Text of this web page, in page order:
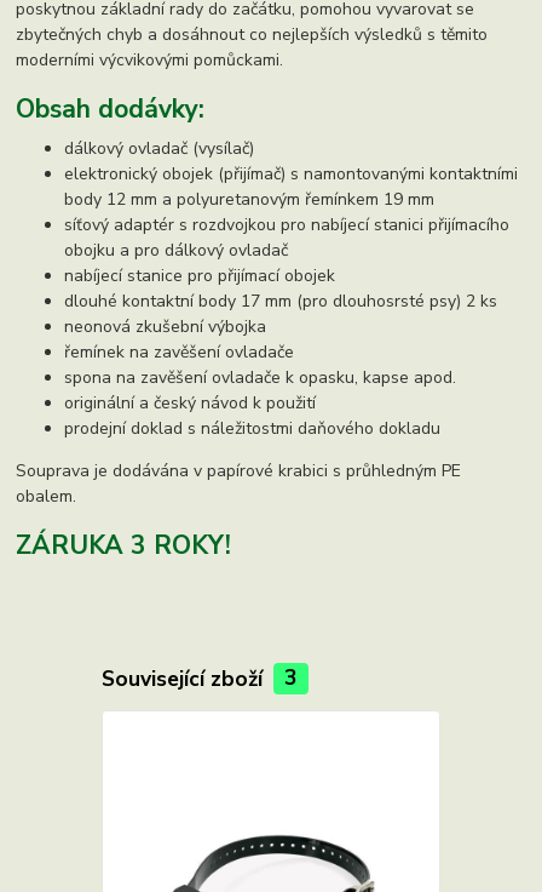
poskytnou základní rady do začátku, pomohou vyvarovat se
zbytečných chyb a dosáhnout co nejlepších výsledků s těmito
moderními výcvikovými pomůckami.
Obsah dodávky:
dálkový ovladač (vysílač)
elektronický obojek (přijímač) s namontovanými kontaktními
body 12 mm a polyuretanovým řemínkem 19 mm
síťový adaptér s rozdvojkou pro nabíjecí stanici přijímacího
obojku a pro dálkový ovladač
nabíjecí stanice pro přijímací obojek
dlouhé kontaktní body 17 mm (pro dlouhosrsté psy) 2 ks
neonová zkušební výbojka
řemínek na zavěšení ovladače
spona na zavěšení ovladače k opasku, kapse apod.
originální a český návod k použití
prodejní doklad s náležitostmi daňového dokladu
Souprava je dodávána v papírové krabici s průhledným PE
obalem.
ZÁRUKA 3 ROKY!
Související zboží 3